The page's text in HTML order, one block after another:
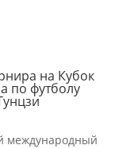
на Кубок
по футболу
международный